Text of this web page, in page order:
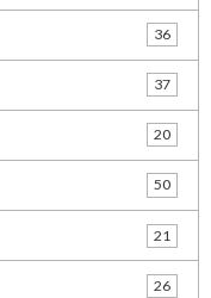
36
37
20
50
21
26